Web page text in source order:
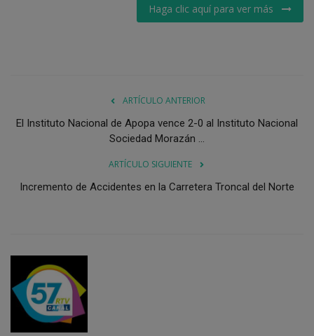
Haga clic aquí para ver más
ARTÍCULO ANTERIOR
El Instituto Nacional de Apopa vence 2-0 al Instituto Nacional
Sociedad Morazán ...
ARTÍCULO SIGUIENTE
Incremento de Accidentes en la Carretera Troncal del Norte